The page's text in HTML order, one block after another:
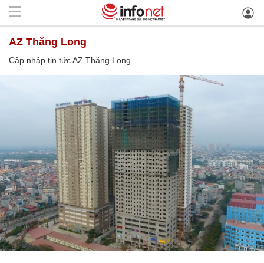
AZ Thăng Long
Cập nhập tin tức AZ Thăng Long